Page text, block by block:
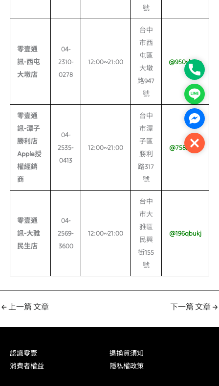
號
零壹通
訊-西屯
大墩店
04-
2310-
0278
12:00~21:00
台中
市西
屯區
大墩
路947
號
@950slgno
零壹通
訊-潭子
勝利店
Apple授
權經銷
商
04-
2535-
0413
12:00~21:00
台中
市潭
子區
勝利
路317
號
@758lavhk
零壹通
訊-大雅
民生店
04-
2569-
3600
12:00~21:00
台中
市大
雅區
民興
街155
號
@196qbukj
← 上一篇 文章 下一篇 文章 →
認識零壹
退換貨須知
消費者權益
隱私權政策
Phone
Line
Close